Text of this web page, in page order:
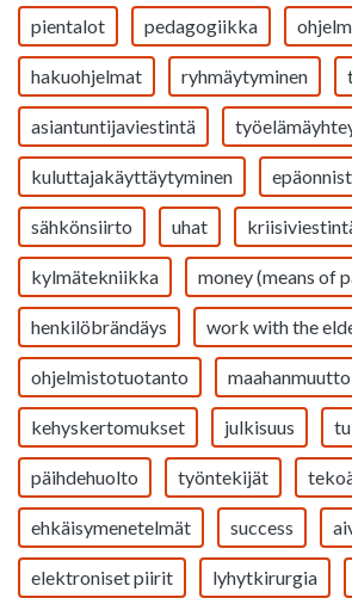
pientalot pedagogiikka
hakuohjelmat ryhmäytyminen
asiantuntijaviestintä
kuluttajakäyttäytyminen
sähkönsiirto uhat
kylmätekniikka money (means of
henkilöbrändäys work with the
ohjelmistotuotanto maahanmuutto
kehyskertomukset julkisuus
päihdehuolto työntekijät
ehkäisymenetelmät success
elektroniset piirit lyhytkirurgia